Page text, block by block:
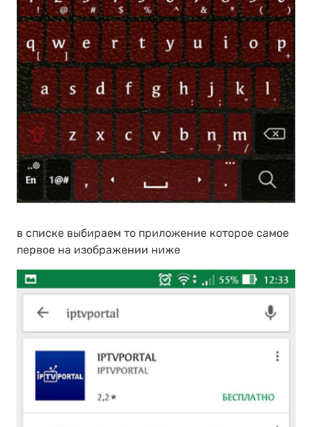
в списке выбираем то приложение которое самое
первое на изображении ниже